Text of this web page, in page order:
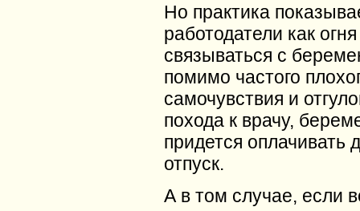
Но практика
работодатели как
связываться с
помимо частого
самочувствия и
похода к врачу,
придется оплачивать
отпуск.
А в том случае, если